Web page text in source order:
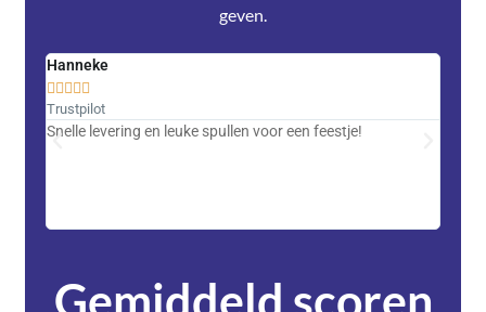
geven.
Hanneke
    
Trustpilot
Snelle levering en leuke spullen voor een feestje!
Gemiddeld scoren